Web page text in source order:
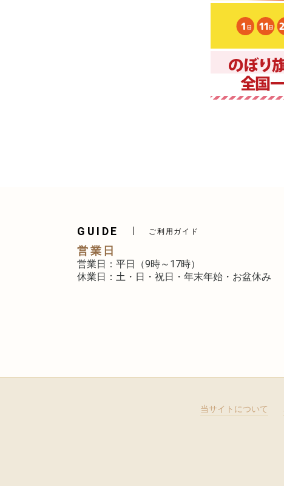
GUIDE ご利用ガイド
営業日
営業日：平日（9時～17時）
休業日：土・日・祝日・年末年始・お盆休み
当サイトについて